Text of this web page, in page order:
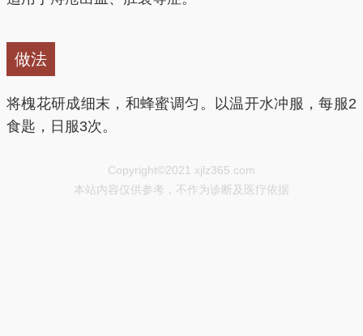
做法
将槐花研成细末，和蜂蜜调匀。以温开水冲服，每服2
食匙，日服3次。
Copyright©2021 xjlz365.com
本站内容仅供参考，不作为诊断及医疗依据